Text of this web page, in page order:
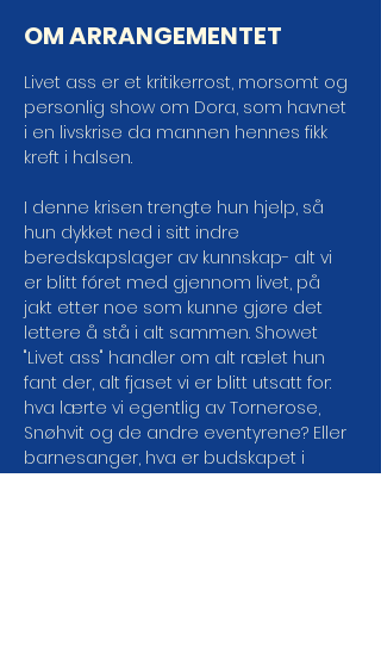
OM ARRANGEMENTET
Livet ass er et kritikerrost, morsomt og
personlig show om Dora, som havnet
i en livskrise da mannen hennes fikk
kreft i halsen.
I denne krisen trengte hun hjelp, så
hun dykket ned i sitt indre
beredskapslager av kunnskap- alt vi
er blitt fóret med gjennom livet, på
jakt etter noe som kunne gjøre det
lettere å stå i alt sammen. Showet
"Livet ass" handler om alt rælet hun
fant der, alt fjaset vi er blitt utsatt for:
hva lærte vi egentlig av Tornerose,
Snøhvit og de andre eventyrene? Eller
barnesanger, hva er budskapet i